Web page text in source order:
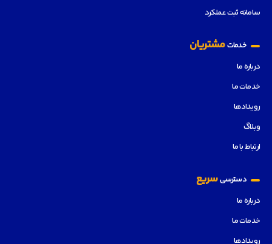
سامانه ثبت عملکرد
خدماتمشتریان
درباره ما
خدمات ما
رویدادها
وبلاگ
ارتباط با ما
دسترسیسریع
درباره ما
خدمات ما
رویدادها